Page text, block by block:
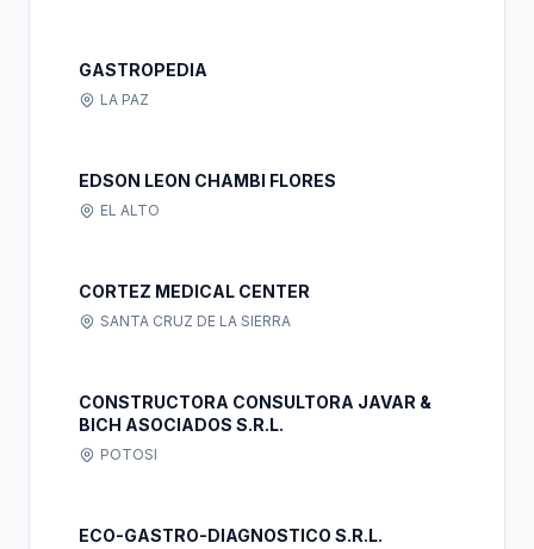
GASTROPEDIA
LA PAZ
EDSON LEON CHAMBI FLORES
EL ALTO
CORTEZ MEDICAL CENTER
SANTA CRUZ DE LA SIERRA
CONSTRUCTORA CONSULTORA JAVAR &
BICH ASOCIADOS S.R.L.
POTOSI
ECO-GASTRO-DIAGNOSTICO S.R.L.